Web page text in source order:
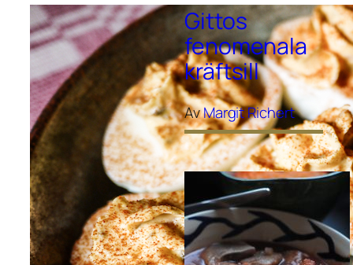
Gittos
fenomenala
kräftsill
AvMargit Richert